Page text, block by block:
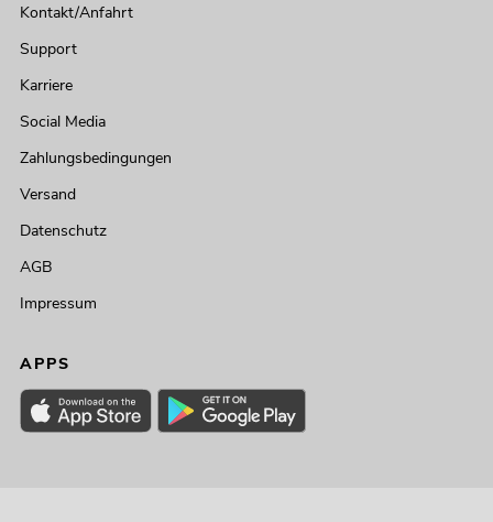
Kontakt/Anfahrt
Support
Karriere
Social Media
Zahlungsbedingungen
Versand
Datenschutz
AGB
Impressum
APPS